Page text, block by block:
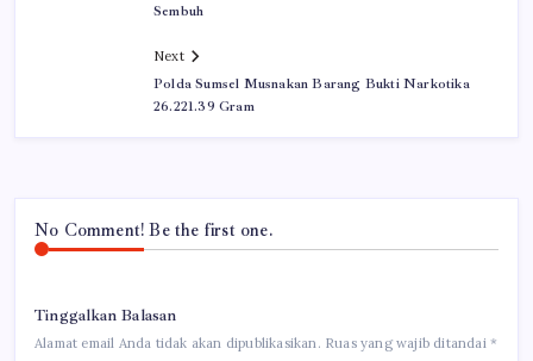
Sembuh
Next
Polda Sumsel Musnakan Barang Bukti Narkotika
26.221.39 Gram
No Comment! Be the first one.
Tinggalkan Balasan
Alamat email Anda tidak akan dipublikasikan. Ruas yang wajib ditandai*